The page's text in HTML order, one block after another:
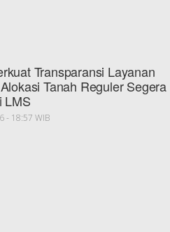
Transparansi Layanan
Tanah Reguler Segera
LMS
- 18:57 WIB